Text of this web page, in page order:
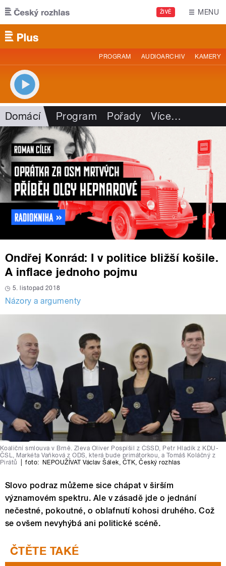
Přejít k hlavnímu obsahu
ŽIVĚ MENU
PROGRAM AUDIOARCHIV KAMERY
Domácí Program Pořady Více…
Ondřej Konrád: I v politice bližší košile.
A inflace jednoho pojmu
5. listopad 2018
Názory a argumenty
Koaliční smlouva v Brně. Zleva Oliver Pospíšil z ČSSD, Petr Hladík z KDU-
ČSL, Markéta Vaňková z ODS, která bude primátorkou, a Tomáš Koláčný z
Pirátů
foto: NEPOUŽÍVAT Václav Šálek, ČTK,Český rozhlas
Slovo podraz můžeme sice chápat v širším
významovém spektru. Ale v zásadě jde o jednání
nečestné, pokoutné, o oblafnutí kohosi druhého. Což
se ovšem nevyhýbá ani politické scéně.